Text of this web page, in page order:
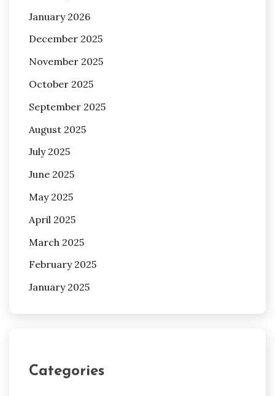
January 2026
December 2025
November 2025
October 2025
September 2025
August 2025
July 2025
June 2025
May 2025
April 2025
March 2025
February 2025
January 2025
Categories